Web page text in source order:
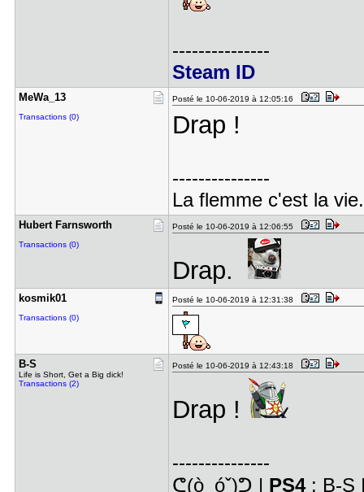
---------------
Steam ID
MeWa_13
Transactions (0)
Posté le 10-06-2019 à 12:05:16
Drap !
---------------
La flemme c'est la vie.
Hubert Far​nsworth
Transactions (0)
Posté le 10-06-2019 à 12:06:55
Drap.
kosmik01
Transactions (0)
Posté le 10-06-2019 à 12:31:38
B-S
Life is Short, Get a Big dick!
Transactions (2)
Posté le 10-06-2019 à 12:43:18
Drap !
---------------
ᕦ(ò_óˇ)ᕤ | PS4: B-S